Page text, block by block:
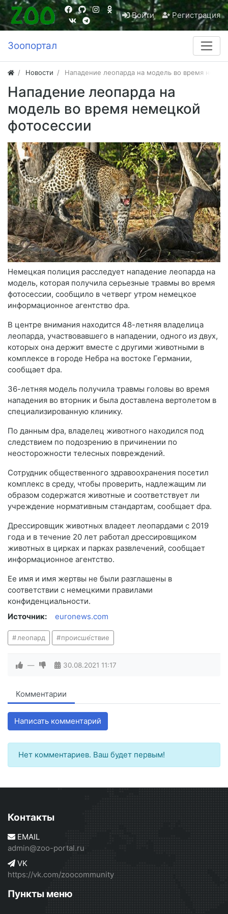
Войти Регистрация
Зоопортал
Новости Нападение леопарда на модель во время
Нападение леопарда на
модель во время немецкой
фотосессии
Немецкая полиция расследует нападение леопарда на
модель, которая получила серьезные травмы во время
фотосессии, сообщило в четверг утром немецкое
информационное агентство dpa.
В центре внимания находится 48-летняя владелица
леопарда, участвовавшего в нападении, одного из двух,
которых она держит вместе с другими животными в
комплексе в городе Небра на востоке Германии,
сообщает dpa.
36-летняя модель получила травмы головы во время
нападения во вторник и была доставлена вертолетом в
специализированную клинику.
По данным dpa, владелец животного находился под
следствием по подозрению в причинении по
неосторожности телесных повреждений.
Сотрудник общественного здравоохранения посетил
комплекс в среду, чтобы проверить, надлежащим ли
образом содержатся животные и соответствует ли
учреждение нормативным стандартам, сообщает dpa.
Дрессировщик животных владеет леопардами с 2019
года и в течение 20 лет работал дрессировщиком
животных в цирках и парках развлечений, сообщает
информационное агентство.
Ее имя и имя жертвы не были разглашены в
соответствии с немецкими правилами
конфиденциальности.
Источник:
euronews.com
леопард происше́ствие
— 30.08.2021 11:17
Комментарии
Написать комментарий
Нет комментариев. Ваш будет первым!
Контакты
EMAIL
admin@zoo-portal.ru
VK
https://vk.com/zoocommunity
Пункты меню